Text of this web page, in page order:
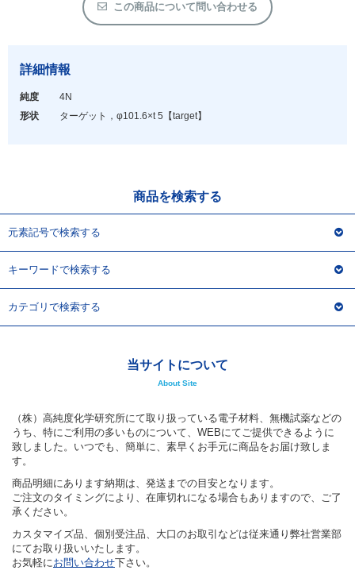
この商品について問い合わせる
詳細情報
純度
4N
形状
ターゲット，φ101.6×t 5 【target】
商品を検索する
元素記号で検索する
キーワードで検索する
カテゴリで検索する
当サイトについて
About Site
（株）高純度化学研究所にて取り扱っている電子材料、無機試薬などの
うち、特にご利用の多いものについて、WEBにてご提供できるように
致しました。いつでも、簡単に、素早くお手元に商品をお届け致しま
す。
商品明細にあります納期は、発送までの目安となります。
ご注文のタイミングにより、在庫切れになる場合もありますので、ご了
承ください。
カスタマイズ品、個別受注品、大口のお取引などは従来通り弊社営業部
にてお取り扱いいたします。
お気軽にお問い合わせ下さい。